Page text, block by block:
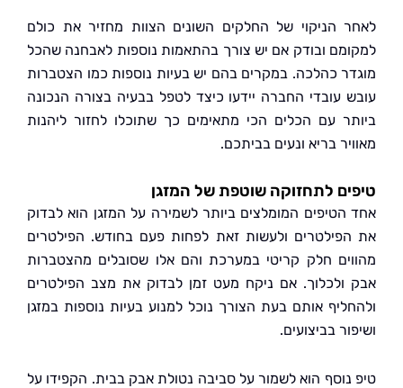
הניקוי של החלקים השונים הצוות מחזיר את כולם
ובודק אם יש צורך בהתאמות נוספות לאבחנה שהכל
כהלכה. במקרים בהם יש בעיות נוספות כמו הצטברות
עובדי החברה יידעו כיצד לטפל בבעיה בצורה הנכונה
עם הכלים הכי מתאימים כך שתוכלו לחזור ליהנות
בריא ונעים בביתכם.
לתחזוקה שוטפת של המזגן
המומלצים ביותר לשמירה על המזגן הוא לבדוק
ולעשות זאת לפחות פעם בחודש. הפילטרים
חלק קריטי במערכת והם אלו שסובלים מהצטברות
אם ניקח מעט זמן לבדוק את מצב הפילטרים
אותם בעת הצורך נוכל למנוע בעיות נוספות במזגן
בביצועים.
הוא לשמור על סביבה נטולת אבק בבית. הקפידו על